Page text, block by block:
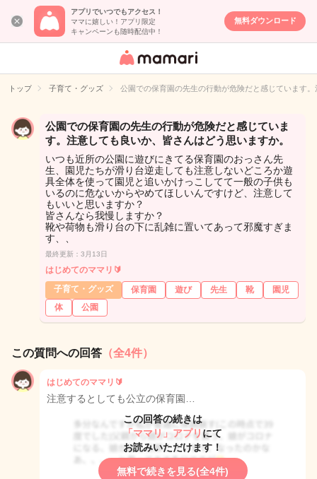
アプリでいつでもアクセス！
ママに嬉しい！アプリ限定
キャンペーンも随時配信中！
無料ダウンロード
女性専用匿名QA
イト
トップ 子育て・グッズ 公園での保育園の先生の行動が危険だと感じています
公園での保育園の先生の行動が危険だと感じていま
す。注意しても良いか、皆さんはどう思いますか。
いつも近所の公園に遊びにきてる保育園のおっさん先
生、園児たちが滑り台逆走しても注意しないどころか遊
具全体を使って園児と追いかけっこしてて一般の子供も
いるのに危ないからやめてほしいんですけど、注意して
もいいと思いますか？
皆さんなら我慢しますか？
靴や荷物も滑り台の下に乱雑に置いてあって邪魔すぎま
す、、
最終更新：3月13日
はじめてのママリ🔰
子育て・グッズ
保育園 遊び 先生 靴
園児
体
公園
この質問への回答 （全4件）
はじめてのママリ🔰
注意するとしても公立の保育園…
この回答の続きは
「ママリ」アプリ にて
お読みいただけます！
無料で続きを見る(全4件)